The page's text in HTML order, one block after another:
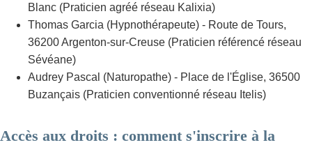
Blanc (Praticien agréé réseau Kalixia)
Thomas Garcia (Hypnothérapeute) - Route de Tours,
36200 Argenton-sur-Creuse (Praticien référencé réseau
Sévéane)
Audrey Pascal (Naturopathe) - Place de l'Église, 36500
Buzançais (Praticien conventionné réseau Itelis)
Accès aux droits : comment s'inscrire à la